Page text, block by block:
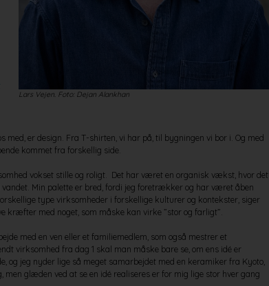
Lars Vejen. Foto: Dejan Alankhan
er design. Fra T-shirten, vi har på, til bygningen vi bor i. Og med
kommet fra forskellig side.
vokset stille og roligt. Det har været en organisk vækst, hvor det
Min palette er bred, fordi jeg foretrækker og har været åben
type virksomheder i forskellige kulturer og kontekster, siger
kræfter med noget, som måske kan virke ”stor og farligt”.
med en ven eller et familiemedlem, som også mestrer et
virksomhed fra dag 1 skal man måske bare se, om ens idé er
og jeg nyder lige så meget samarbejdet med en keramiker fra Kyoto,
glæden ved at se en idé realiseres er for mig lige stor hver gang